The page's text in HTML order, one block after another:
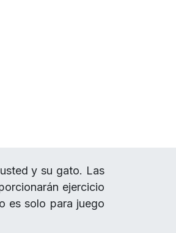
y su gato. Las
ejercicio
es solo para juego